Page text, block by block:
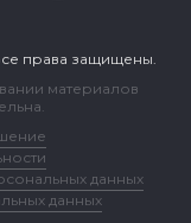
права защищены.
материалов
данных
данных